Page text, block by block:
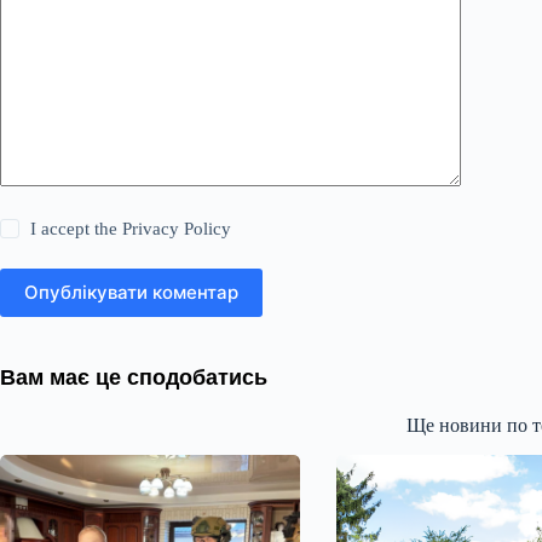
I accept thePrivacy Policy
Опублікувати коментар
Вам має це сподобатись
Ще новини по